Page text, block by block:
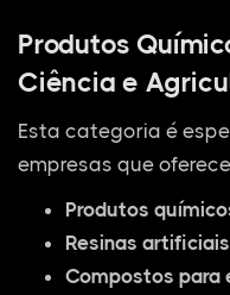
Produtos
Ciência e
Esta categoria é
empresas que
Produtos
Resinas
Compostos para